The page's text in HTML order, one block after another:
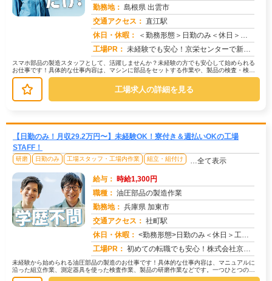
勤務地： 島根県 出雲市
交通アクセス： 直江駅
休日・休暇：
＜勤務形態＞日勤のみ＜休日＞工場カレンダーによる
工場PR： 未経験でも安心！京栄センターで新しい一歩を踏み出してみませんか？→2000人以上の紹介実績があり、安心してスタート...
スマホ部品の製造スタッフとして、活躍しませんか？未経験の方でも安心して始められる
お仕事です！具体的な仕事内容は、マシンに部品をセットする作業や、製品の検査・検品
など。→ 機械操作はシンプルで、丁...
工場求人の詳細を見る
【日勤のみ！月収29.2万円〜】未経験OK！寮付き＆週払いOKの工場
STAFF！
研磨 日勤のみ 工場スタッフ・工場内作業 組立・組付け …全て表示
給与： 時給1,300円
職種： 油圧部品の製造作業
勤務地： 兵庫県 加東市
交通アクセス： 社町駅
休日・休暇： <勤務形態>日勤のみ＜休日＞工場カレンダーによる
工場PR： 初めての転職でも安心！株式会社京栄センターで新しい一歩を踏み出してみませんか？→家具付き寮が用意されているので、す...
未経験から始められる油圧部品の製造のお仕事です！具体的な仕事内容は、マニュアルに
沿った組立作業、測定器具を使った検査作業、製品の研磨作業などです。一つひとつの作
業はシンプルで、先輩社員が丁寧に指...